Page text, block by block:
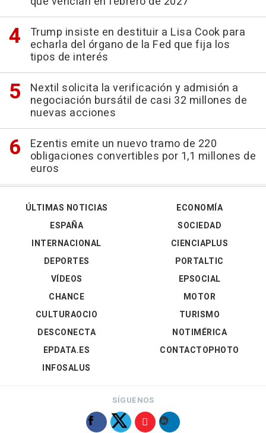
Trump insiste en destituir a Lisa Cook para
echarla del órgano de la Fed que fija los
tipos de interés
Nextil solicita la verificación y admisión a
negociación bursátil de casi 32 millones de
nuevas acciones
Ezentis emite un nuevo tramo de 220
obligaciones convertibles por 1,1 millones de
euros
ÚLTIMAS NOTICIAS
ESPAÑA
INTERNACIONAL
DEPORTES
VÍDEOS
ECONOMÍA
SOCIEDAD
CIENCIAPLUS
PORTALTIC
EPSOCIAL
CHANCE
CULTURAOCIO
DESCONECTA
EPDATA.ES
INFOSALUS
MOTOR
TURISMO
NOTIMÉRICA
CONTACTOPHOTO
SÍGUENOS